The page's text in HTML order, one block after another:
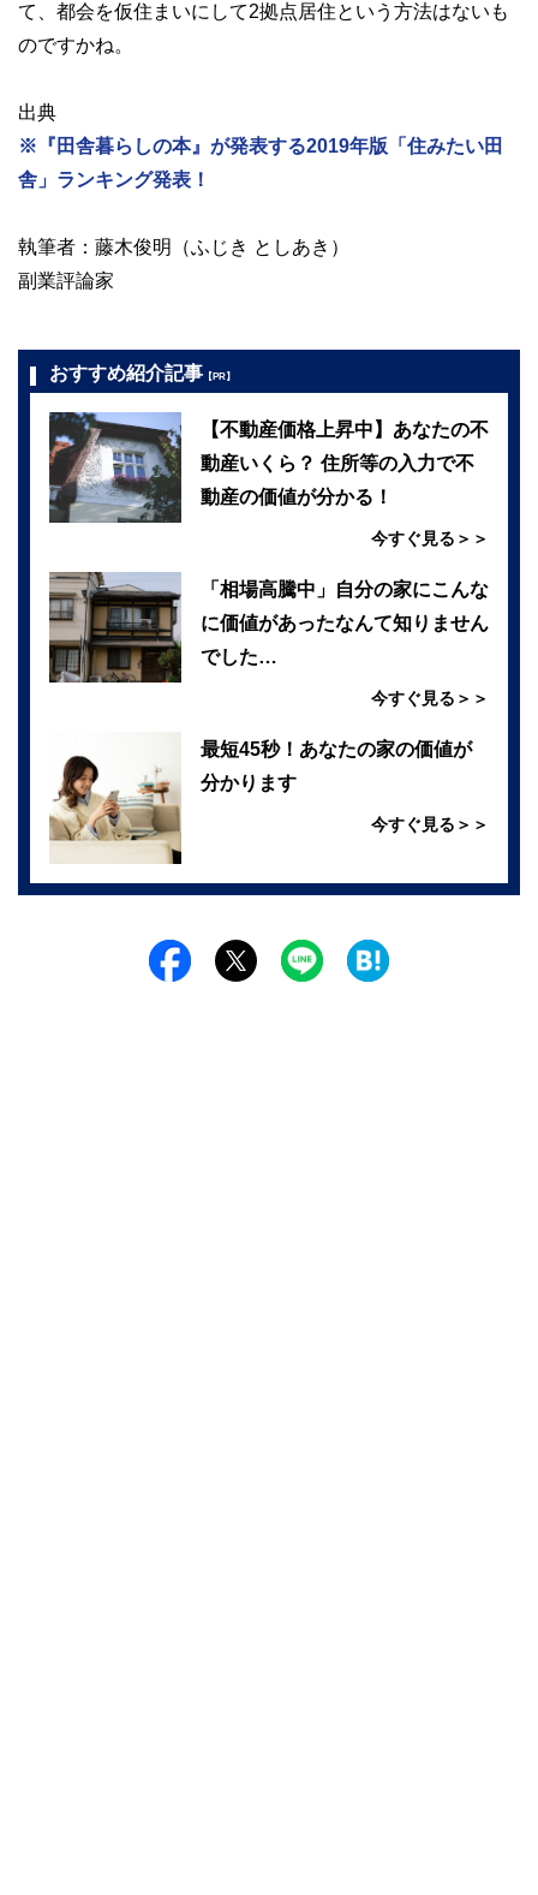
て、都会を仮住まいにして2拠点居住という方法はないも
のですかね。
出典
※『田舎暮らしの本』が発表する2019年版「住みたい田
舎」ランキング発表！
執筆者：藤木俊明（ふじき としあき）
副業評論家
おすすめ紹介記事 【PR】
【不動産価格上昇中】あなたの不
動産いくら？ 住所等の入力で不
動産の価値が分かる！
今すぐ見る＞＞
「相場高騰中」自分の家にこんな
に価値があったなんて知りません
でした…
今すぐ見る＞＞
最短45秒！あなたの家の価値が
分かります
今すぐ見る＞＞